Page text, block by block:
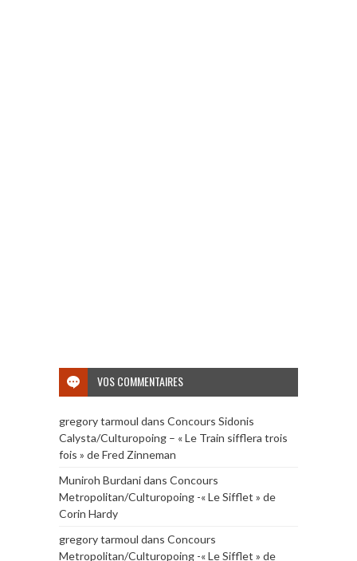
VOS COMMENTAIRES
gregory tarmoul dans Concours Sidonis
Calysta/Culturopoing – « Le Train sifflera trois
fois » de Fred Zinneman
Muniroh Burdanidans Concours
Metropolitan/Culturopoing -« Le Sifflet » de
Corin Hardy
gregory tarmoul dans Concours
Metropolitan/Culturopoing -« Le Sifflet » de